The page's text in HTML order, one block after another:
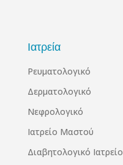
Ιατρεία
Ρευματολογικό
Δερματολογικό
Νεφρολογικό
Ιατρείο Μαστού
Διαβητολογικό Ιατρείο